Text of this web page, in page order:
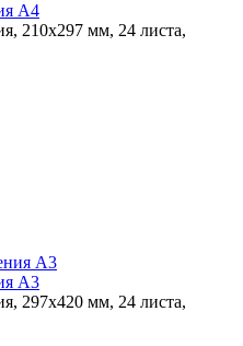
А4
210х297 мм, 24 листа,
А3
297х420 мм, 24 листа,